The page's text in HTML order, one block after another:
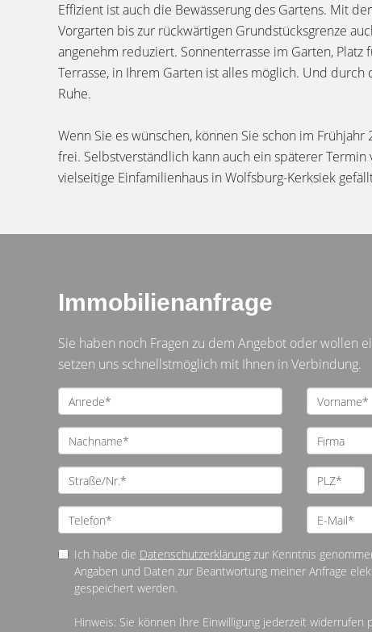
Effizient ist auch die Bewässerung des Gartens. Mit
Vorgarten bis zur rückwärtigen Grundstücksgrenze
angenehm reduziert. Sonnenterrasse im Garten,
Terrasse, in Ihrem Garten ist alles möglich. Und
Ruhe.
Wenn Sie es wünschen, können Sie schon im
frei. Selbstverständlich kann auch ein späterer
vielseitige Einfamilienhaus in Wolfsburg-Kerksiek
Immobilienanfrage
Sie haben noch Fragen zu dem Angebot oder wollen
setzen uns schnellstmöglich mit Ihnen in Verbindung.
Ich habe die Datenschutzerklärung zur Kenntnis
Angaben und Daten zur Beantwortung meiner Anfrage
gespeichert werden.
Hinweis: Sie können Ihre Einwilligung jederzeit widerrufen